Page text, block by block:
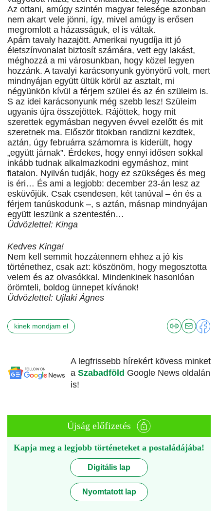
Az ottani, amúgy szintén magyar felesége azonban
nem akart vele jönni, így, mivel amúgy is erősen
megromlott a házasságuk, el is váltak.
Apám tavaly hazajött. Amerikai nyugdíja itt jó
életszínvonalat biztosít számára, vett egy lakást,
méghozzá a mi városunkban, hogy közel legyen
hozzánk. A tavalyi karácsonyunk gyönyörű volt, mert
mindnyájan együtt ültük körül az asztalt, mi
négyünkön kívül a férjem szülei és az én szüleim is.
S az idei karácsonyunk még szebb lesz! Szüleim
ugyanis újra összejöttek. Rájöttek, hogy mit
szerettek egymásban negyven évvel ezelőtt és mit
szeretnek ma. Először titokban randizni kezdtek,
aztán, úgy februárra számomra is kiderült, hogy
„együtt járnak”. Érdekes, hogy ennyi idősen sokkal
inkább tudnak alkalmazkodni egymáshoz, mint
fiatalon. Nyilván tudják, hogy ez szükséges és meg
is éri… És ami a legjobb: december 23-án lesz az
esküvőjük. Csak csendesen, két tanúval – én és a
férjem tanúskodunk –, s aztán, másnap mindnyájan
együtt leszünk a szentestén…
Üdvözlettel: Kinga
Kedves Kinga!
Nem kell semmit hozzátennem ehhez a jó kis
történethez, csak azt: köszönöm, hogy megosztotta
velem és az olvasókkal. Mindenkinek hasonlóan
örömteli, boldog ünnepet kívánok!
Üdvözlettel: Ujlaki Ágnes
kinek mondjam el
A legfrissebb hírekért kövess minket
a Szabadföld Google News oldalán
is!
Újság előfizetés
Kapja meg a legjobb történeteket a postaládájába!
Digitális lap
Nyomtatott lap